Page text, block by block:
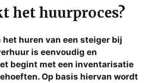
het huurproces?
het huren van een steiger bij
is eenvoudig en
begint met een inventarisatie
Op basis hiervan wordt